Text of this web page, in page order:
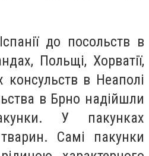
до посольств в
Польщі, Хорватії,
консульств в Неаполі
в Брно надійшли
У пакунках
Самі пакунки